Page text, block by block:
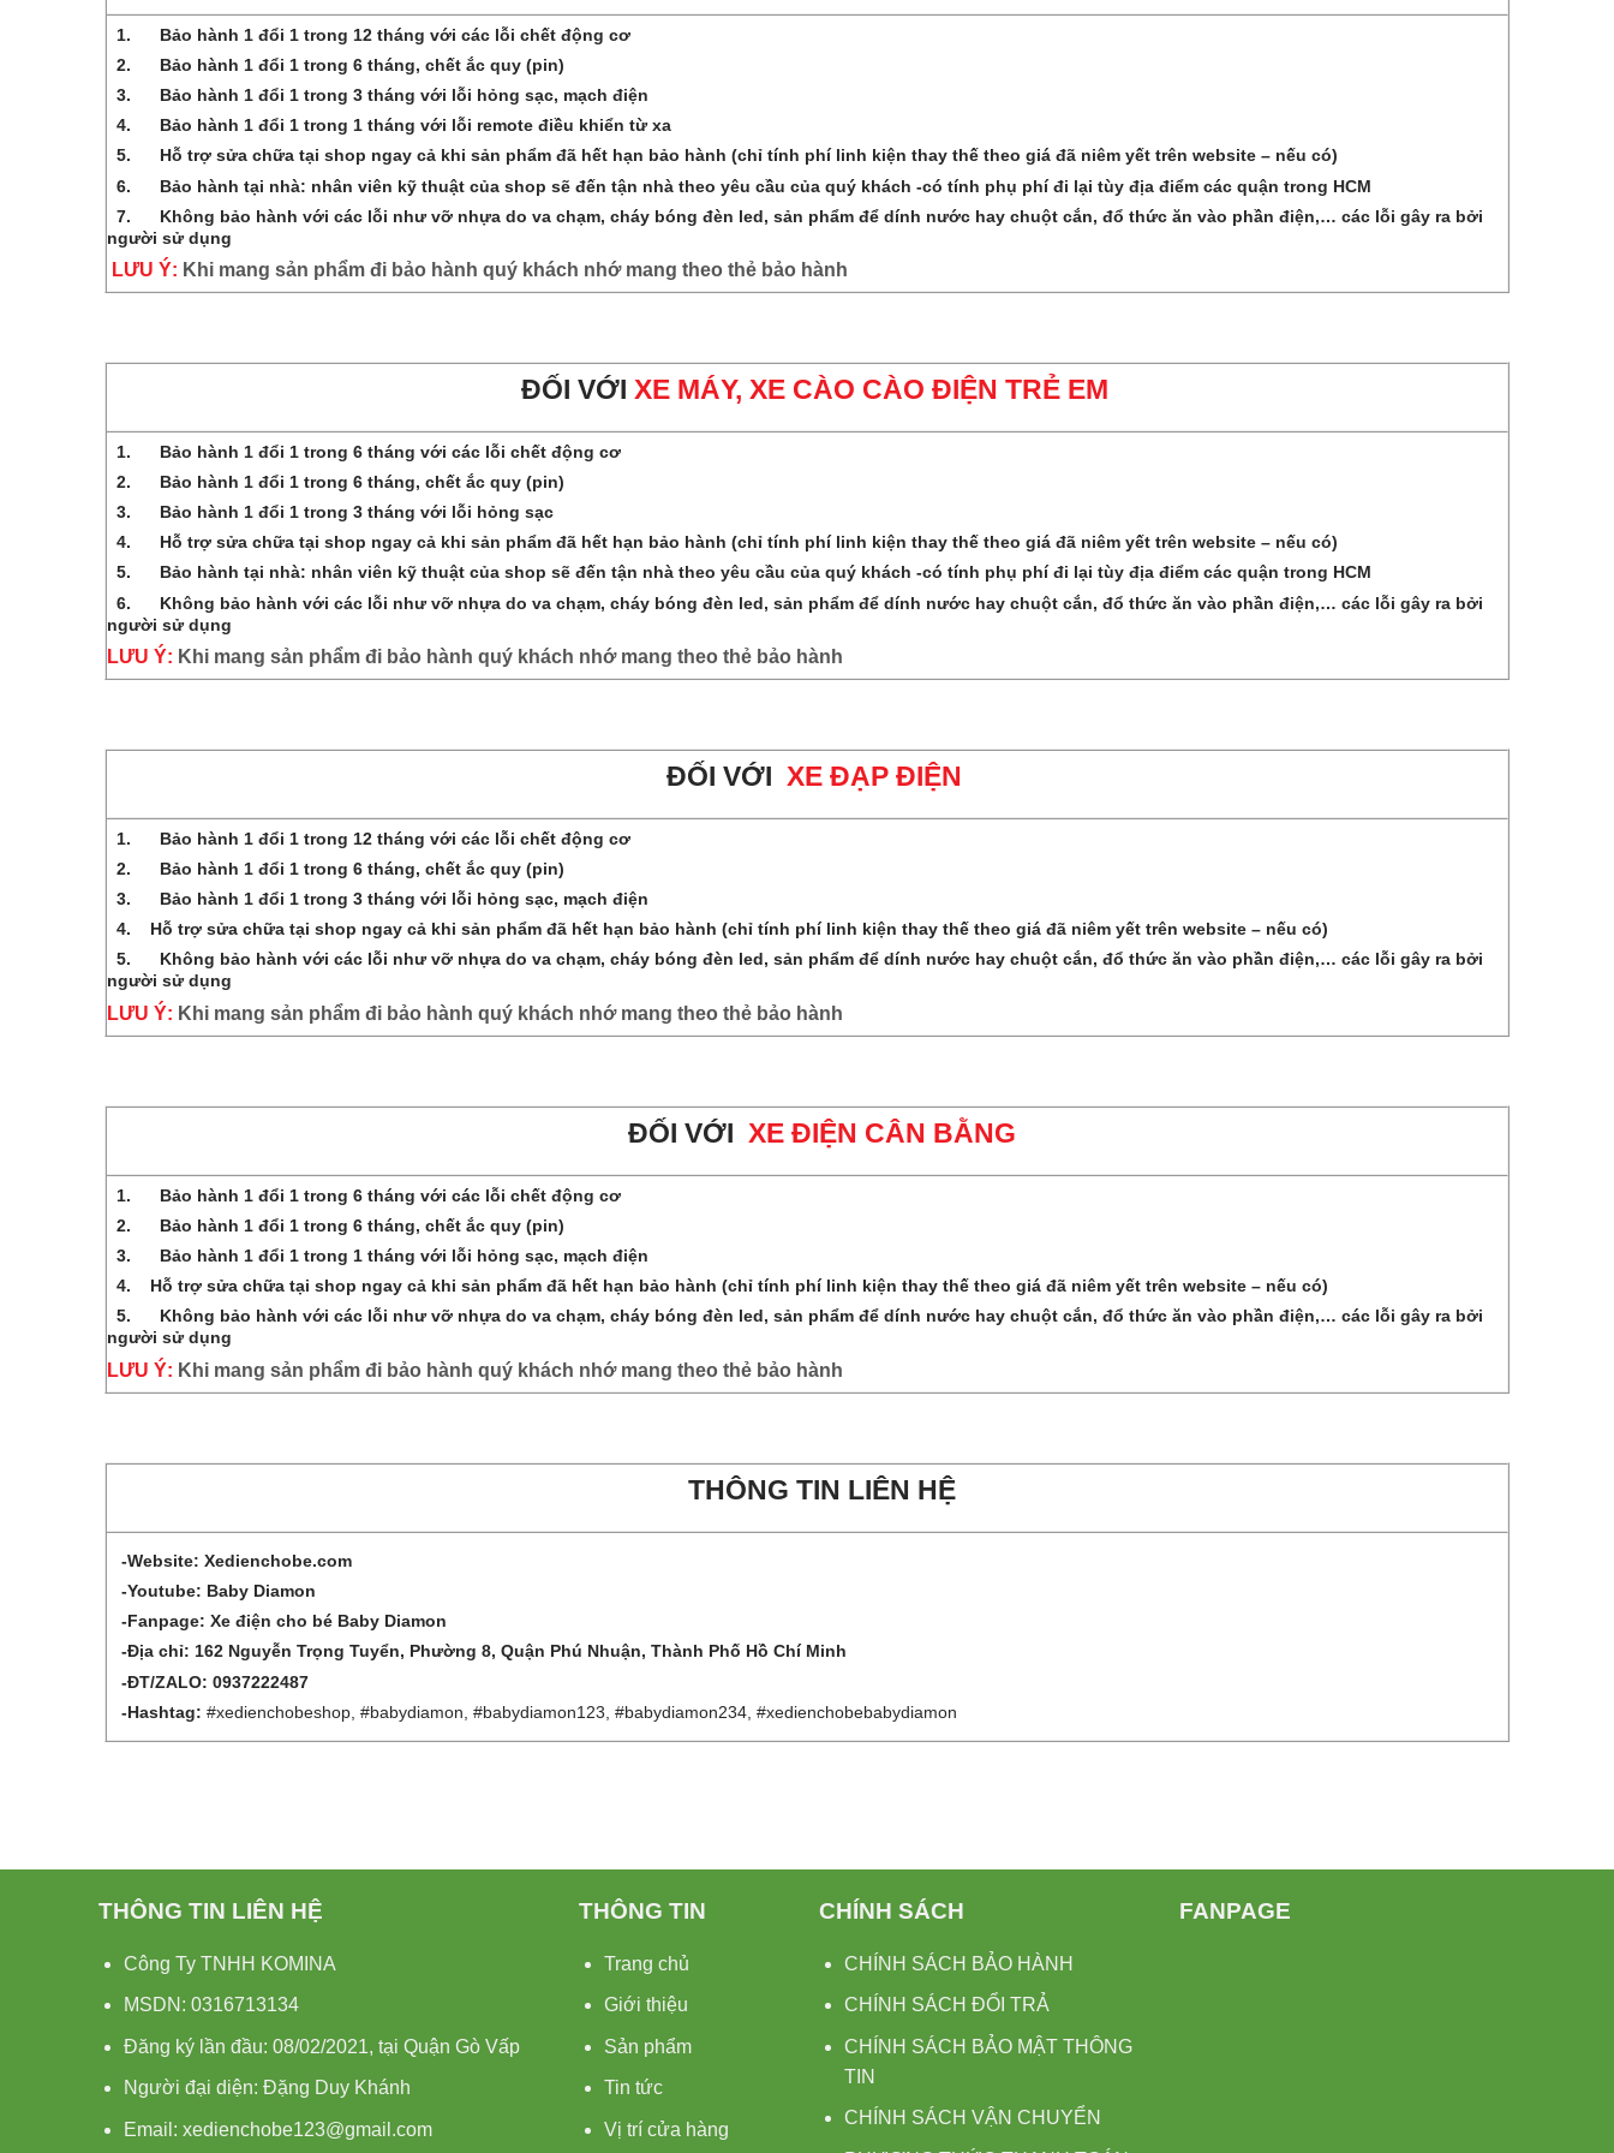
1.
Bảo hành 1 đổi 1 trong 12 tháng với các lỗi chết động cơ
2.
Bảo hành 1 đổi 1 trong 6 tháng, chết ắc quy (pin)
3.
Bảo hành 1 đổi 1 trong 3 tháng với lỗi hỏng sạc, mạch điện
4.
Bảo hành 1 đổi 1 trong 1 tháng với lỗi remote điều khiển từ xa
5.
Hỗ trợ sửa chữa tại shop ngay cả khi sản phẩm đã hết hạn bảo hành (chỉ tính phí linh kiện thay thế theo giá đã niêm yết trên website – nếu có)
6.
Bảo hành tại nhà: nhân viên kỹ thuật của shop sẽ đến tận nhà theo yêu cầu của quý khách -có tính phụ phí đi lại tùy địa điểm các quận trong HCM
7.
Không bảo hành với các lỗi như vỡ nhựa do va chạm, cháy bóng đèn led, sản phẩm để dính nước hay chuột cắn, đổ thức ăn vào phần điện,… các lỗi gây ra bởi
người sử dụng
LƯU Ý: Khi mang sản phẩm đi bảo hành quý khách nhớ mang theo thẻ bảo hành
ĐỐI VỚI XE MÁY, XE CÀO CÀO ĐIỆN TRẺ EM
1.
Bảo hành 1 đổi 1 trong 6 tháng với các lỗi chết động cơ
2.
Bảo hành 1 đổi 1 trong 6 tháng, chết ắc quy (pin)
3.
Bảo hành 1 đổi 1 trong 3 tháng với lỗi hỏng sạc
4.
Hỗ trợ sửa chữa tại shop ngay cả khi sản phẩm đã hết hạn bảo hành (chỉ tính phí linh kiện thay thế theo giá đã niêm yết trên website – nếu có)
5.
Bảo hành tại nhà: nhân viên kỹ thuật của shop sẽ đến tận nhà theo yêu cầu của quý khách -có tính phụ phí đi lại tùy địa điểm các quận trong HCM
6.
Không bảo hành với các lỗi như vỡ nhựa do va chạm, cháy bóng đèn led, sản phẩm để dính nước hay chuột cắn, đổ thức ăn vào phần điện,… các lỗi gây ra bởi
người sử dụng
LƯU Ý: Khi mang sản phẩm đi bảo hành quý khách nhớ mang theo thẻ bảo hành
ĐỐI VỚI XE ĐẠP ĐIỆN
1.
Bảo hành 1 đổi 1 trong 12 tháng với các lỗi chết động cơ
2.
Bảo hành 1 đổi 1 trong 6 tháng, chết ắc quy (pin)
3.
Bảo hành 1 đổi 1 trong 3 tháng với lỗi hỏng sạc, mạch điện
4. Hỗ trợ sửa chữa tại shop ngay cả khi sản phẩm đã hết hạn bảo hành (chỉ tính phí linh kiện thay thế theo giá đã niêm yết trên website – nếu có)
5.
Không bảo hành với các lỗi như vỡ nhựa do va chạm, cháy bóng đèn led, sản phẩm để dính nước hay chuột cắn, đổ thức ăn vào phần điện,… các lỗi gây ra bởi
người sử dụng
LƯU Ý: Khi mang sản phẩm đi bảo hành quý khách nhớ mang theo thẻ bảo hành
ĐỐI VỚI XE ĐIỆN CÂN BẰNG
1.
Bảo hành 1 đổi 1 trong 6 tháng với các lỗi chết động cơ
2.
Bảo hành 1 đổi 1 trong 6 tháng, chết ắc quy (pin)
3.
Bảo hành 1 đổi 1 trong 1 tháng với lỗi hỏng sạc, mạch điện
4. Hỗ trợ sửa chữa tại shop ngay cả khi sản phẩm đã hết hạn bảo hành (chỉ tính phí linh kiện thay thế theo giá đã niêm yết trên website – nếu có)
5.
Không bảo hành với các lỗi như vỡ nhựa do va chạm, cháy bóng đèn led, sản phẩm để dính nước hay chuột cắn, đổ thức ăn vào phần điện,… các lỗi gây ra bởi
người sử dụng
LƯU Ý: Khi mang sản phẩm đi bảo hành quý khách nhớ mang theo thẻ bảo hành
THÔNG TIN LIÊN HỆ
-Website: Xedienchobe.com
-Youtube: Baby Diamon
-Fanpage: Xe điện cho bé Baby Diamon
-Địa chỉ: 162 Nguyễn Trọng Tuyển, Phường 8, Quận Phú Nhuận, Thành Phố Hồ Chí Minh
-ĐT/ZALO: 0937222487
-Hashtag: #xedienchobeshop, #babydiamon, #babydiamon123, #babydiamon234, #xedienchobebabydiamon
THÔNG TIN LIÊN HỆ
Công Ty TNHH KOMINA
MSDN: 0316713134
Đăng ký lần đầu: 08/02/2021, tại Quận Gò Vấp
Người đại diện: Đặng Duy Khánh
Email: xedienchobe123@gmail.com
THÔNG TIN
Trang chủ
Giới thiệu
Sản phẩm
Tin tức
Vị trí cửa hàng
CHÍNH SÁCH
CHÍNH SÁCH BẢO HÀNH
CHÍNH SÁCH ĐỔI TRẢ
CHÍNH SÁCH BẢO MẬT THÔNG
TIN
CHÍNH SÁCH VẬN CHUYỂN
FANPAGE